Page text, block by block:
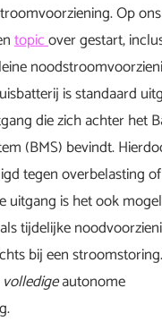
Op
topicover gestart,
is standaard
die zich achter het
(BMS) bevindt.
tegen overbelasting
uitgang is het ook
tijdelijke
bij een
volledigeautonome